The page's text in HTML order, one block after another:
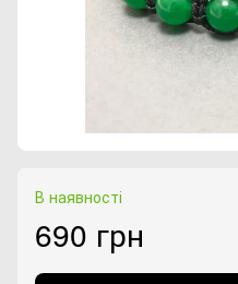
В наявності
690 грн